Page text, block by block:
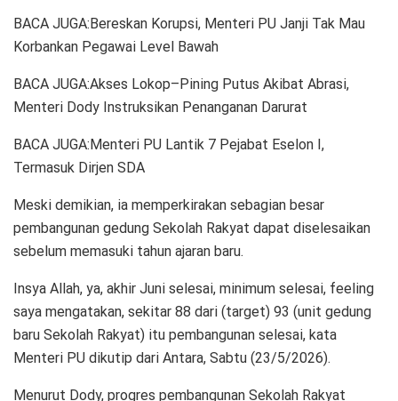
BACA JUGA:Bereskan Korupsi, Menteri PU Janji Tak Mau
Korbankan Pegawai Level Bawah
BACA JUGA:Akses Lokop–Pining Putus Akibat Abrasi,
Menteri Dody Instruksikan Penanganan Darurat
BACA JUGA:Menteri PU Lantik 7 Pejabat Eselon I,
Termasuk Dirjen SDA
Meski demikian, ia memperkirakan sebagian besar
pembangunan gedung Sekolah Rakyat dapat diselesaikan
sebelum memasuki tahun ajaran baru.
Insya Allah, ya, akhir Juni selesai, minimum selesai, feeling
saya mengatakan, sekitar 88 dari (target) 93 (unit gedung
baru Sekolah Rakyat) itu pembangunan selesai, kata
Menteri PU dikutip dari Antara, Sabtu (23/5/2026).
Menurut Dody, progres pembangunan Sekolah Rakyat